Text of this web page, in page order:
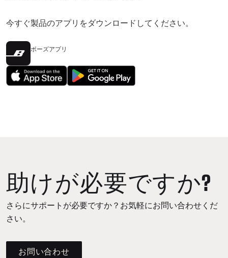
今すぐ製品のアプリをダウンロードしてください。
ボーズアプリ
助けが必要ですか?
さらにサポートが必要ですか？お気軽にお問い合わせくだ
さい。
お問い合わせ